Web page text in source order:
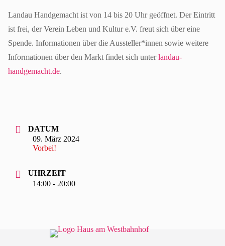
Landau Handgemacht ist von 14 bis 20 Uhr geöffnet. Der Eintritt
ist frei, der Verein Leben und Kultur e.V. freut sich über eine
Spende. Informationen über die Aussteller*innen sowie weitere
Informationen über den Markt findet sich unterlandau-
handgemacht.de.
DATUM
09. März 2024
Vorbei!
UHRZEIT
14:00 - 20:00